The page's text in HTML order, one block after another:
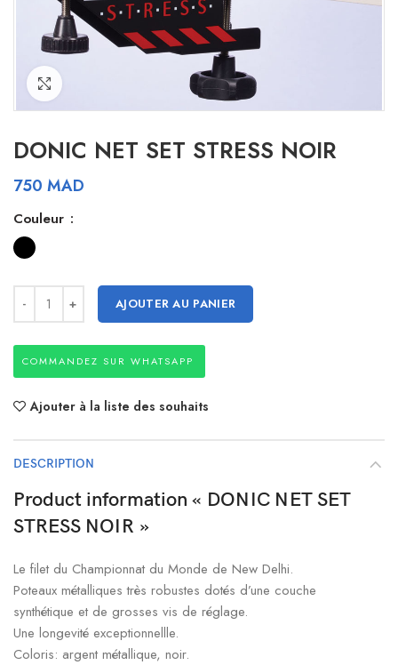
DONIC NET SET STRESS NOIR
750 MAD
Couleur
AJOUTER AU PANIER
COMMANDEZ SUR WHATSAPP
Ajouter à la liste des souhaits
DESCRIPTION
Product information « DONIC NET SET
STRESS NOIR »
Le filet du Championnat du Monde de New Delhi.
Poteaux métalliques très robustes dotés d’une couche
synthétique et de grosses vis de réglage.
Une longevité exceptionnellle.
Coloris: argent métallique, noir.